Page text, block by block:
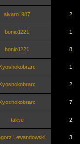
alvaro1987 2
bonio1221 1
bonio1221 8
1
2
7
takse 2
Lewandowski 3